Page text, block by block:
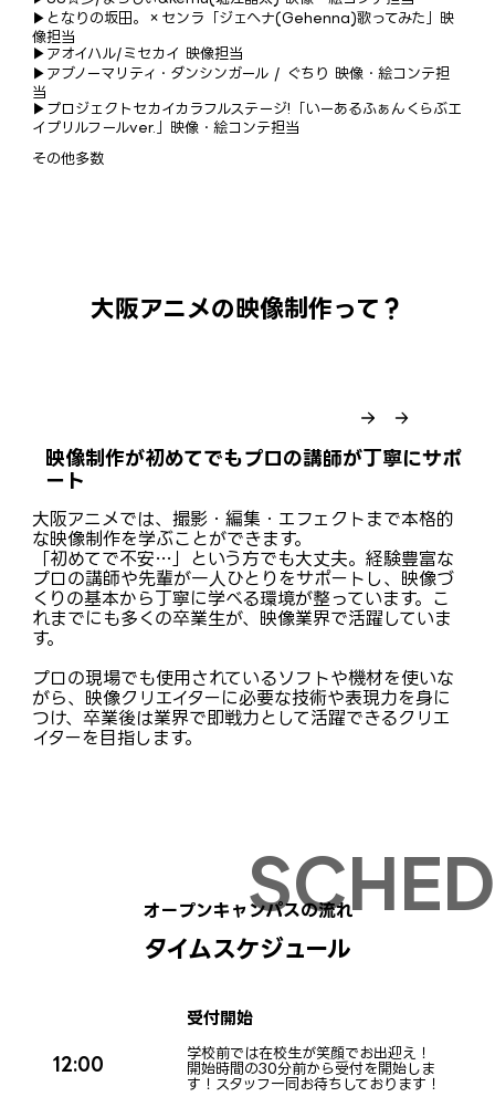
▶︎となりの坂田。×センラ「ジェヘナ(Gehenna)歌ってみた」映
像担当
▶︎アオイハル/ミセカイ 映像担当
▶︎アブノーマリティ・ダンシンガール / ぐちり 映像・絵コンテ担
当
▶︎プロジェクトセカイカラフルステージ!「いーあるふぁんくらぶエ
イプリルフールver.」映像・絵コンテ担当
その他多数
大阪アニメの映像制作って？
映像制作が初めてでもプロの講師が丁寧にサポ
ート
大阪アニメでは、撮影・編集・エフェクトまで本格的
な映像制作を学ぶことができます。
「初めてで不安…」という方でも大丈夫。経験豊富な
プロの講師や先輩が一人ひとりをサポートし、映像づ
くりの基本から丁寧に学べる環境が整っています。こ
れまでにも多くの卒業生が、映像業界で活躍していま
す。
プロの現場でも使用されているソフトや機材を使いな
がら、映像クリエイターに必要な技術や表現力を身に
つけ、卒業後は業界で即戦力として活躍できるクリエ
イターを目指します。
オープンキャンパスの流れ
タイムスケジュール
12:00
受付開始
学校前では在校生が笑顔でお出迎え！
開始時間の30分前から受付を開始しま
す！スタッフ一同お待ちしております！